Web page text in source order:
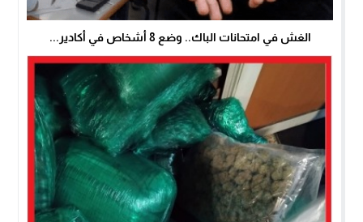
الغش في امتحانات الباك.. وضع 8 أشخاص في أكادير...